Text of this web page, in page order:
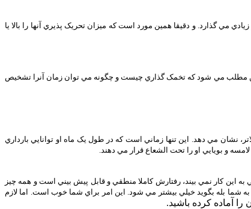
بسيار زيادي مي گذارد. و دقيقا همين مورد است که ميزان تحريک پذيري آنها را بالا يا
اين مطلب مي شود که تخمک گذاري چيست و چگونه مي توان زمان آنرا تشخيص
نشان مي دهد. اين تنها زماني است که در طول يک ماه او توانايي بارداري
اين کار نمي بيند، رفتارش کاملا منطقي و قابل پيش بيني است و همه چيز
شما بله بگويد خيلي بيشتر مي شود. اين امر براي شما خوب است. اما لازم
آماده کرده باشيد.